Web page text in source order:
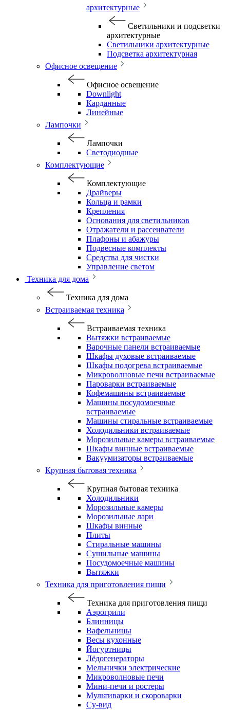
архитектурные
Светильники и подсветки
архитектурные
Светильники архитектурные
Подсветка архитектурная
Офисное освещение
Офисное освещение
Downlight
Карданные
Линейные
Лампочки
Лампочки
Светодиодные
Комплектующие
Комплектующие
Драйверы
Кольца и рамки
Крепления
Основания для светильников
Отражатели и рассеиватели
Плафоны и абажуры
Подвесные комплекты
Средства для чистки
Управление светом
Техника для дома
Техника для дома
Встраиваемая техника
Встраиваемая техника
Вытяжки встраиваемые
Варочные панели встраиваемые
Шкафы духовые встраиваемые
Шкафы подогрева встраиваемые
Микроволновые печи встраиваемые
Пароварки встраиваемые
Кофемашины встраиваемые
Машины посудомоечные
встраиваемые
Машины стиральные встраиваемые
Холодильники встраиваемые
Морозильные камеры встраиваемые
Шкафы винные встраиваемые
Вакуумизаторы встраиваемые
Крупная бытовая техника
Крупная бытовая техника
Холодильники
Морозильные камеры
Морозильные лари
Шкафы винные
Плиты
Стиральные машины
Сушильные машины
Посудомоечные машины
Вытяжки
Техника для приготовления пищи
Техника для приготовления пищи
Аэрогрили
Блинницы
Вафельницы
Весы кухонные
Йогуртницы
Лёдогенераторы
Мельнички электрические
Микроволновые печи
Мини-печи и ростеры
Мультиварки и скороварки
Су-вид